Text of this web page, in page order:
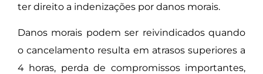
ter direito a indenizações por danos morais.
Danos morais podem ser reivindicados quando
o cancelamento resulta em atrasos superiores a
4 horas, perda de compromissos importantes,